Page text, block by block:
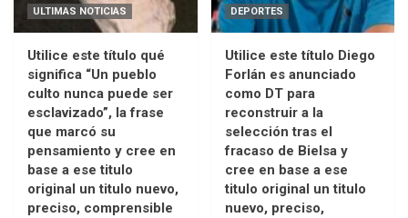
ULTIMAS NOTICIAS
Utilice este título qué
significa “Un pueblo
culto nunca puede ser
esclavizado”, la frase
que marcó su
pensamiento y cree en
base a ese titulo
original un titulo nuevo,
preciso, comprensible
DEPORTES
Utilice este título Diego
Forlán es anunciado
como DT para
reconstruir a la
selección tras el
fracaso de Bielsa y
cree en base a ese
titulo original un titulo
nuevo, preciso,